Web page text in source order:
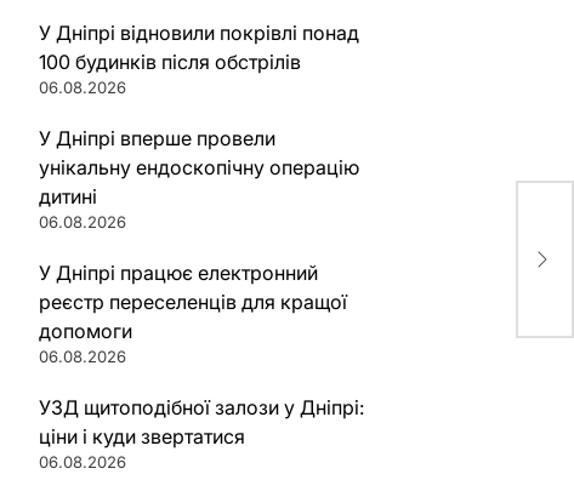
У Дніпрі відновили покрівлі понад
100 будинків після обстрілів
06.08.2026
У Дніпрі вперше провели
унікальну ендоскопічну операцію
дитині
06.08.2026
У Дніпрі працює електронний
реєстр переселенців для кращої
допомоги
06.08.2026
УЗД щитоподібної залози у Дніпрі:
ціни і куди звертатися
06.08.2026